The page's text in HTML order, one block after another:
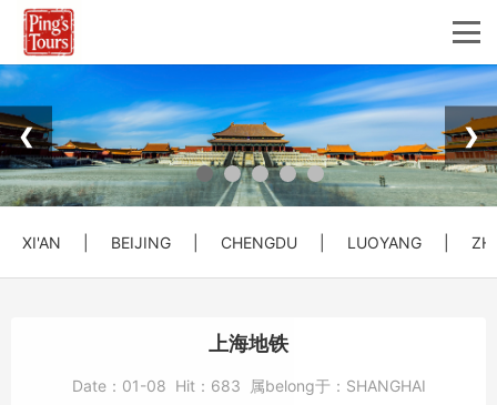
❮ ❯
XI'AN BEIJING CHENGDU LUOYANG
上海地铁
Date： 01-08 Hit： 683 属belong于： SHANGHAI